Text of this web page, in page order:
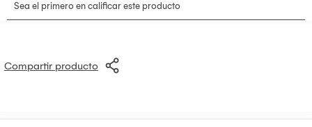
Compartir producto